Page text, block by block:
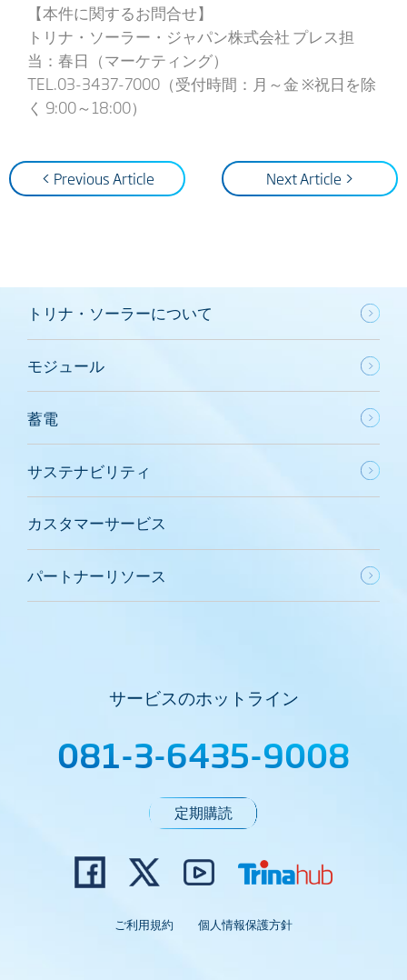
【本件に関するお問合せ】
トリナ・ソーラー・ジャパン株式会社 プレス担
当：春日（マーケティング）
TEL.03-3437-7000（受付時間：月～金 ※祝日を除
く 9:00～18:00）
< Previous Article Next Article >
トリナ・ソーラーについて
モジュール
蓄電
サステナビリティ
カスタマーサービス
パートナーリソース
サービスのホットライン
081-3-6435-9008
定期購読
ご利用規約 個人情報保護方針